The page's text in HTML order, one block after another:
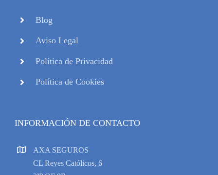
Blog
Aviso Legal
Política de Privacidad
Política de Cookies
INFORMACIÓN DE CONTACTO
AXA SEGUROS
CL Reyes Católicos, 6